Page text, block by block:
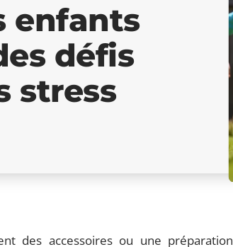
enfants
défis
stress
des accessoires ou une préparation